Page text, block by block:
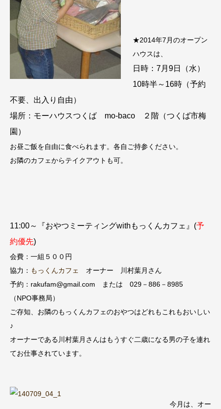
★2014年7月のオープン
ハウスは、
日時：7月9日（水）
10時半～16時（予約
不要、出入り自由）
場所：モーハウスつくば mo-baco ２階（つくば市梅
園）
お昼ご飯を自由に食べられます。各自ご持参ください。
お隣のカフェからテイクアウトも可。
11:00～『おやつミーティングwithもっくんカフェ』(予
約優先)
会費：一組５００円
協力： もっくんカフェ
オーナー 川村葉月さん
予約：rakufam@gmail.com または 029－886－8985
（NPO事務局）
ご存知、お隣のもっくんカフェのおやつはどれもこれもおいしい
♪
オーナーである川村葉月さんはもうすぐ二歳になる男の子を連れ
てお仕事されています。
今月は、オー